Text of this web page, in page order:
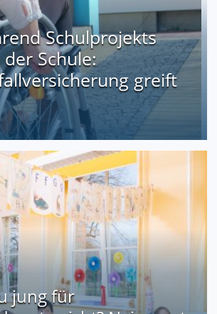
Schulprojekts
Schule:
greift
jung für